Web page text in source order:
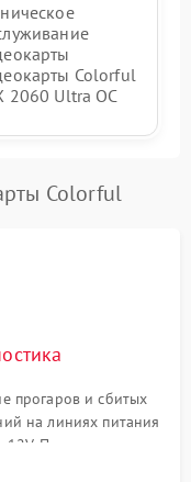
Colorful
2060 Ultra OC
Colorful
прогаров и сбитых
на линиях питания
Проверка на
питания GPU и